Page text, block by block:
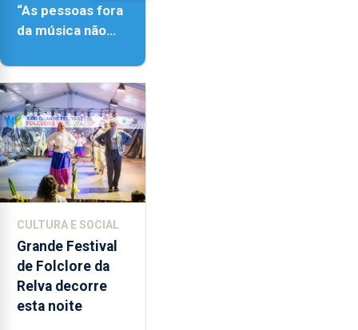
“As pessoas fora
da música não
quão difícil é
produzir uma
música”
CULTURA E SOCIAL
Grande Festival
de Folclore da
Relva decorre
esta noite